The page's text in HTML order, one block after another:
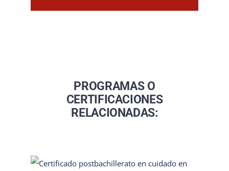
PROGRAMAS O
CERTIFICACIONES
RELACIONADAS: